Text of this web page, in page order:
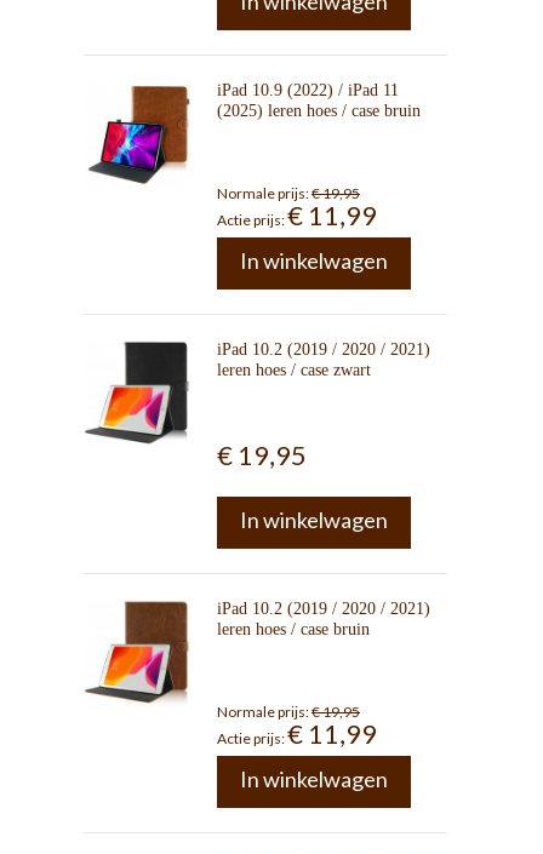
iPad 10.9 (2022) / iPad 11
(2025) leren hoes / case bruin
Normale prijs:€ 19,95
Actie prijs:€ 11,99
In winkelwagen
iPad 10.2 (2019 / 2020 / 2021)
leren hoes / case zwart
€ 19,95
In winkelwagen
iPad 10.2 (2019 / 2020 / 2021)
leren hoes / case bruin
Normale prijs:€ 19,95
Actie prijs:€ 11,99
In winkelwagen